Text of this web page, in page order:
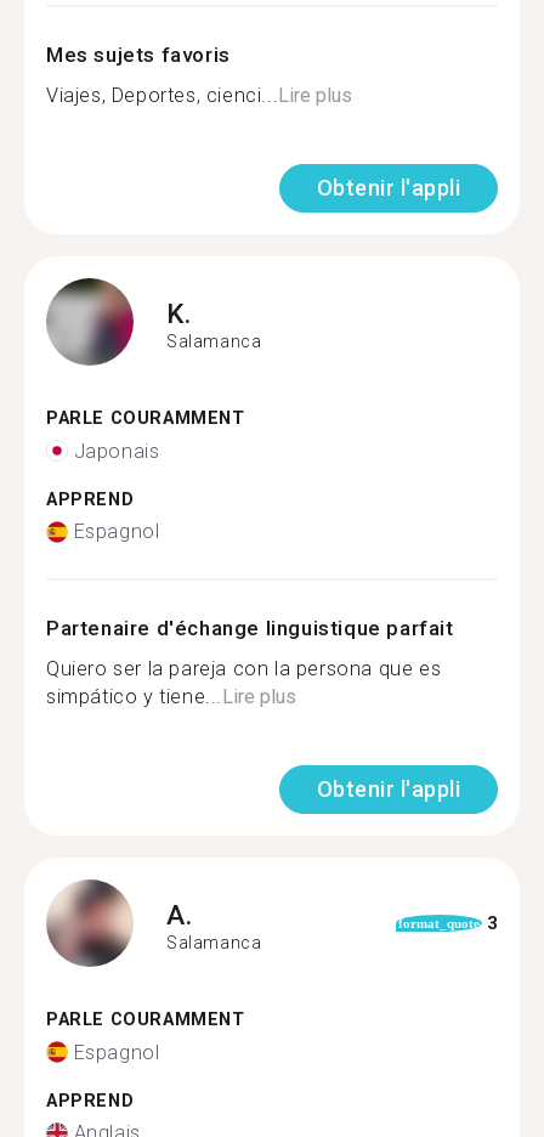
Mes sujets favoris
Viajes, Deportes, cienci...Lire plus
Obtenir l'appli
K.
Salamanca
PARLE COURAMMENT
Japonais
APPREND
Espagnol
Partenaire d'échange linguistique parfait
Quiero ser la pareja con la persona que es
simpático y tiene...Lire plus
Obtenir l'appli
A.
Salamanca
format_quote 3
PARLE COURAMMENT
Espagnol
APPREND